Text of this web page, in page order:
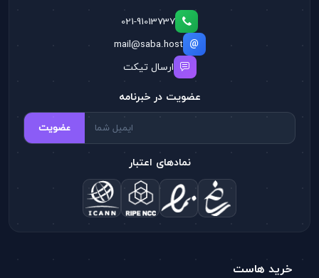
خرید هاست
021-91013737
mail@saba.host
ارسال تیکت
عضویت در خبرنامه
عضویت
نمادهای اعتبار